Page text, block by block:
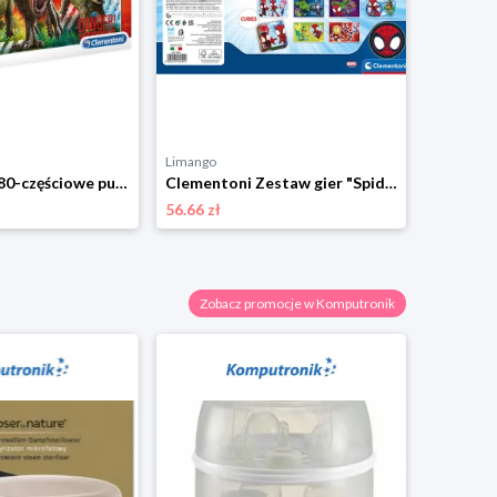
Clementoni 180-częściowe puzzle "Jurassic World" - 7+ rozmiar: onesize
Limango
Clementoni Zestaw gier "Spidey and his friends" - 3+ rozmiar: onesize
56.66 zł
Zobacz promocje w Komputronik